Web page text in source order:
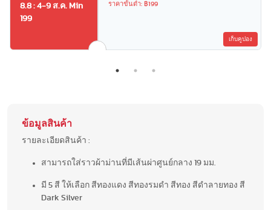
8.8 : 4-9 ส.ค. Min
199
ราคาขั้นต่ำ: ฿199
เก็บคูปอง
ข้อมูลสินค้า
รายละเอียดสินค้า :
สามารถใส่ราวผ้าม่านที่มีเส้นผ่าศูนย์กลาง 19 มม.
มี 5 สี ให้เลือก สีทองแดง สีทองรมดำ สีทอง สีดำลายทอง สี
Dark Silver